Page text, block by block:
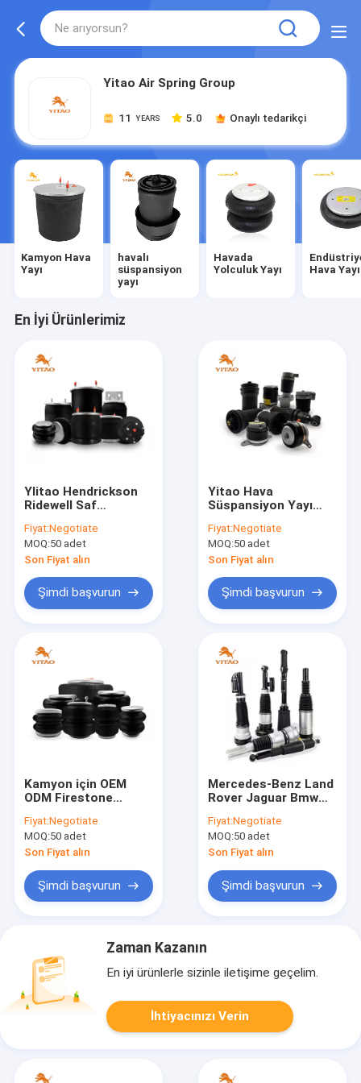
Yitao Air Spring Group
11 YEARS 5.0 Onaylı tedarikçi
Kamyon Hava
Yayı
havalı
süspansiyon
yayı
Havada
Yolculuk Yayı
Hava Yayı
En İyi Ürünlerimiz
YIitao Hendrickson
Ridewell Saf
Kauçuk Kamyon
Trakörü Endüstriyel
için hava yay
Fiyat:Negotiate
MOQ:50 adet
Son Fiyat alın
Şimdi başvurun
Yitao Hava
Süspansiyon Yayı
Mercedes Benz Ford
Audi FIAT Citroen
GMC Land Rover İçin
Fiyat:Negotiate
MOQ:50 adet
Son Fiyat alın
Şimdi başvurun
Kamyon için OEM
ODM Firestone
Tek Çift Üçlü Kıvrımlı
Fiyat:Negotiate
MOQ:50 adet
Son Fiyat alın
Şimdi başvurun
Mercedes-Benz Land
Rover Jaguar Bmw
Citroen için Kauçuk
Havalı Süspansiyon
Dikme Şoku
Fiyat:Negotiate
MOQ:50 adet
Son Fiyat alın
Şimdi başvurun
Zaman Kazanın
En iyi ürünlerle sizinle iletişime geçelim.
İhtiyacınızı Verin